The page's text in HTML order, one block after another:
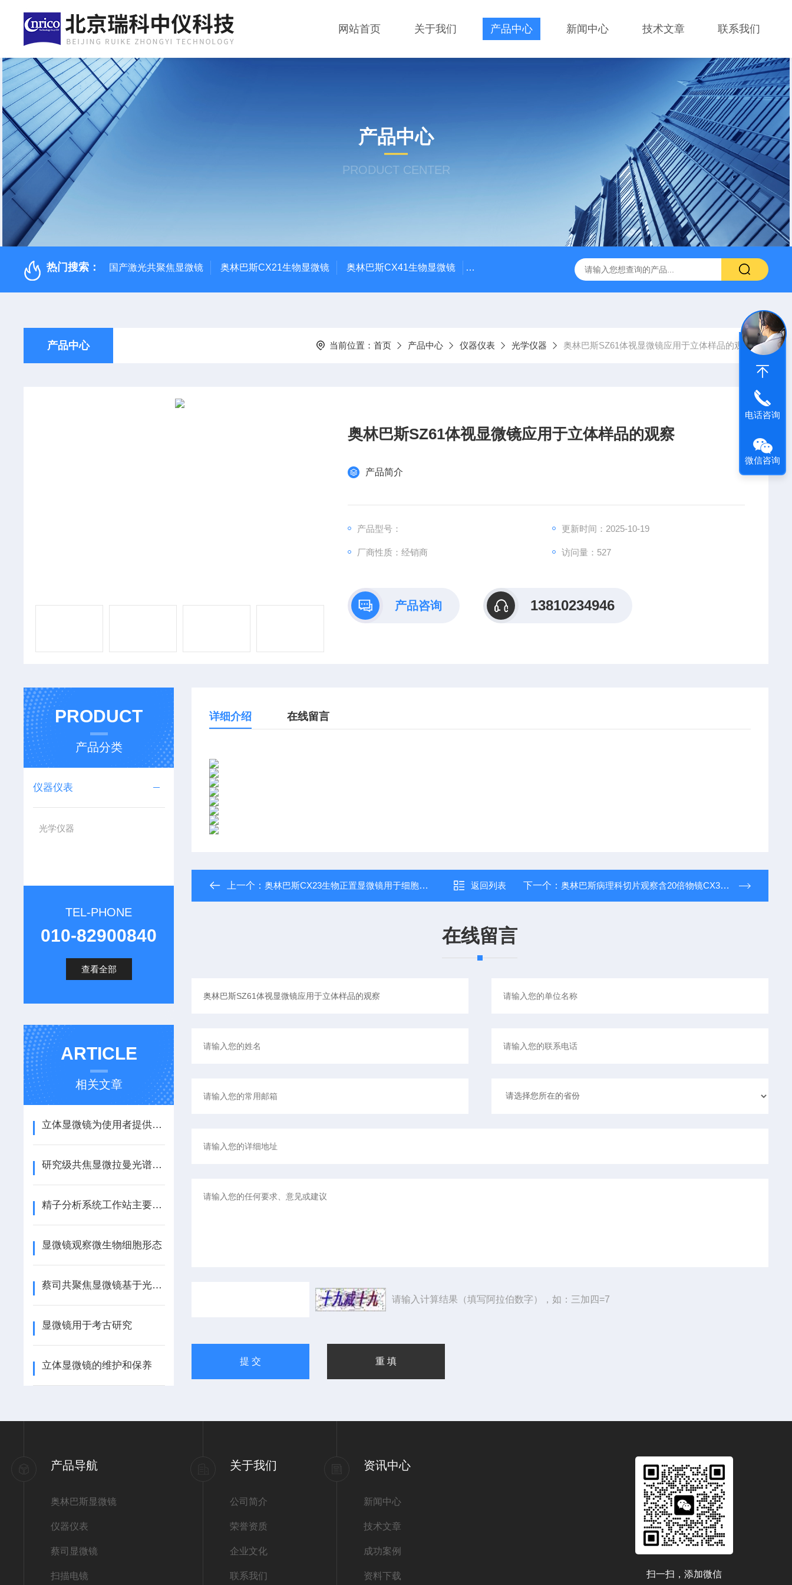
网站首页 关于我们 产品中心 新闻中心 技术文章 联系我们
产品中心
PRODUCT CENTER
热门搜索： 国产激光共聚焦显微镜 奥林巴斯CX21生物显微镜 奥林巴斯CX41生物显微镜 奥林巴斯CX31生物显微镜 QAS 100Lī原位电化学质谱仪 全自动数字
产品中心 当前位置： 首页 产品中心 仪器仪表 光学仪器 奥林巴斯SZ61体视显微镜应用于立体样品的观察
奥林巴斯SZ61体视显微镜应用于立体样品的观察
产品简介
产品型号： 更新时间：2025-10-19
厂商性质：经销商 访问量：527
产品咨询 13810234946
PRODUCT
产品分类
仪器仪表
光学仪器
TEL-PHONE
010-82900840
查看全部
ARTICLE
相关文章
立体显微镜为使用者提供了一种直观、立体的观察体验
研究级共焦显微拉曼光谱仪的处理方法
精子分析系统工作站主要检测项目
显微镜观察微生物细胞形态
蔡司共聚焦显微镜基于光的反射和共轭焦点原理
显微镜用于考古研究
立体显微镜的维护和保养
详细介绍 在线留言
上一个：奥林巴斯CX23生物正置显微镜用于细胞切片观察分析 返回列表 下一个： 奥林巴斯病理科切片观察含20倍物镜CX33拍照保证
在线留言
请输入计算结果（填写阿拉伯数字），如：三加四=7
产品导航
奥林巴斯显微镜
仪器仪表
蔡司显微镜
扫描电镜
关于我们
公司简介
荣誉资质
企业文化
联系我们
资讯中心
新闻中心
技术文章
成功案例
资料下载 扫一扫，添加微信
电话咨询
微信咨询